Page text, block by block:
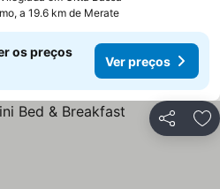
a 19.6 km de Merate
os preços
Ver preços
Partilhar